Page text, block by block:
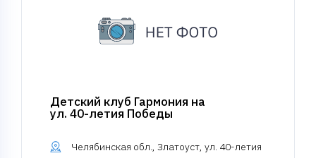
Детский клуб Гармония на
ул. 40-летия Победы
Челябинская обл., Златоуст, ул. 40-летия